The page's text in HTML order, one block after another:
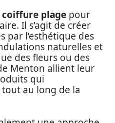
coiffure plage pour
Il s’agit de créer
par l’esthétique des
naturelles et
des fleurs ou des
Menton allient leur
qui
au long de la